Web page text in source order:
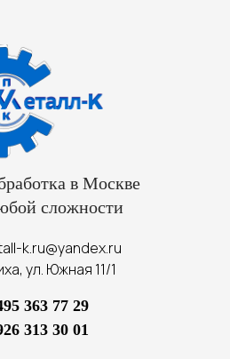
в Москве
сложности
k.ru@yandex.ru
ул. Южная 11/1
363 77 29
313 30 01